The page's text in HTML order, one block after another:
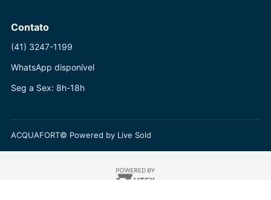
Contato
(41) 3247-1199
WhatsApp disponível
Seg a Sex: 8h-18h
ACQUAFORT© Powered by Live Sold